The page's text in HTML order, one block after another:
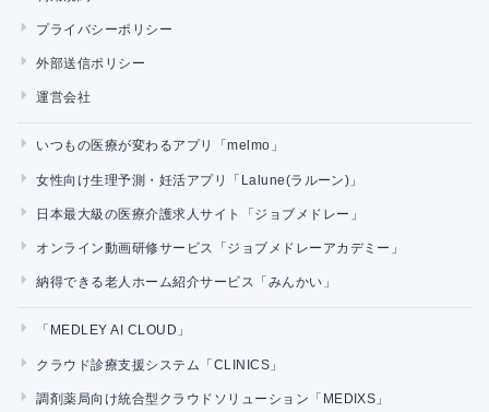
プライバシーポリシー
外部送信ポリシー
運営会社
いつもの医療が変わるアプリ「melmo」
女性向け生理予測・妊活アプリ「Lalune(ラルーン)」
日本最大級の医療介護求人サイト「ジョブメドレー」
オンライン動画研修サービス「ジョブメドレーアカデミー」
納得できる老人ホーム紹介サービス「みんかい」
「MEDLEY AI CLOUD」
クラウド診療支援システム「CLINICS」
調剤薬局向け統合型クラウドソリューション「MEDIXS」